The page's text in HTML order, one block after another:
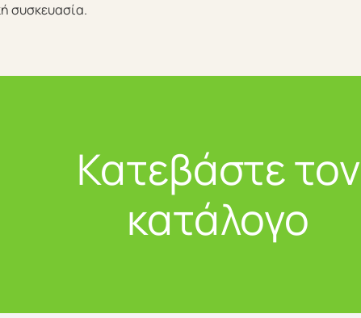
συσκευασία.
Κατεβάστε τον
κατάλογο